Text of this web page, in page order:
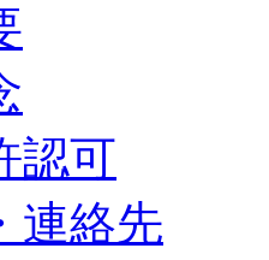
認可
連絡先